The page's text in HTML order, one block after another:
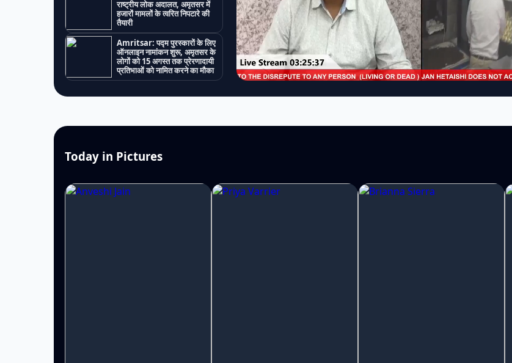
राष्ट्रीय लोक अदालत, अमृतसर में
हजारों मामलों के त्वरित निपटारे की
तैयारी
Amritsar: पद्म पुरस्कारों के लिए
ऑनलाइन नामांकन शुरू, अमृतसर के
लोगों को 15 अगस्त तक प्रेरणादायी
प्रतिभाओं को नामित करने का मौका
Today in Pictures